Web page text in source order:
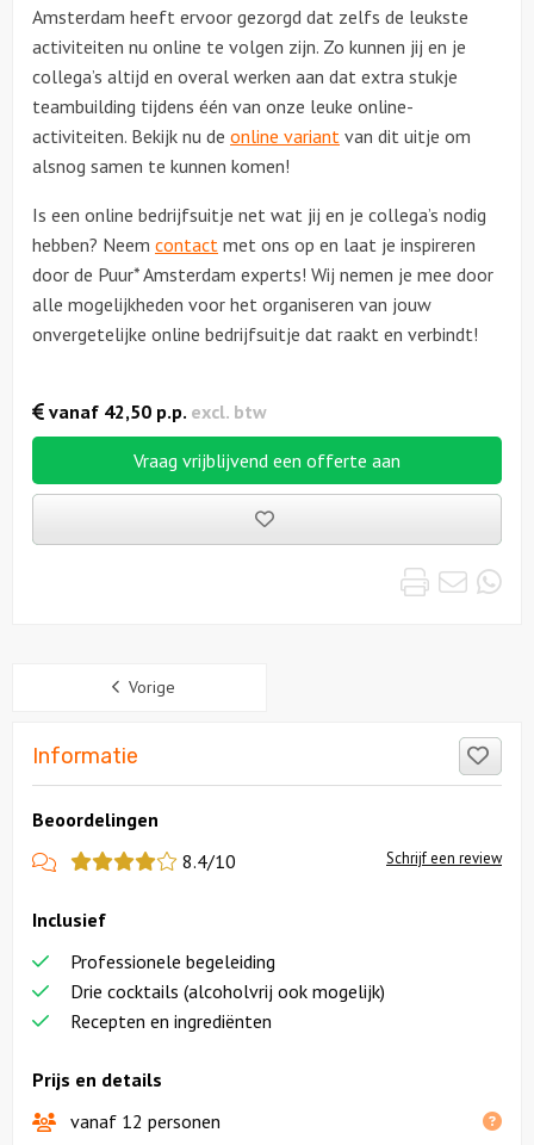
Amsterdam heeft ervoor gezorgd dat zelfs de leukste
activiteiten nu online te volgen zijn. Zo kunnen jij en je
collega’s altijd en overal werken aan dat extra stukje
teambuilding tijdens één van onze leuke online-
activiteiten. Bekijk nu de online variant van dit uitje om
alsnog samen te kunnen komen!
Is een online bedrijfsuitje net wat jij en je collega’s nodig
hebben? Neem contact met ons op en laat je inspireren
door de Puur* Amsterdam experts! Wij nemen je mee door
alle mogelijkheden voor het organiseren van jouw
onvergetelijke online bedrijfsuitje dat raakt en verbindt!
Vraag vrijblijvend een offerte aan
uitjes
vanaf 42,50 p.p. excl. btw
Print
Vorige
Informatie
Beoordelingen
View
reviews
8.4/10 Schrijf een review
Prijs en details
vanaf 12 personen
Inclusief
Professionele begeleiding
Drie cocktails (alcoholvrij ook mogelijk)
Recepten en ingrediënten